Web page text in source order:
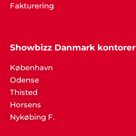
Fakturering
Showbizz Danmark kontorer
København
Odense
Thisted
Horsens
Nykøbing F.